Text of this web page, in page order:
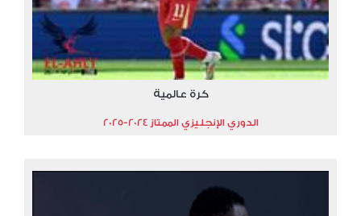
كرة عالمية
الدوري الإنجليزي الممتاز 2024-2025